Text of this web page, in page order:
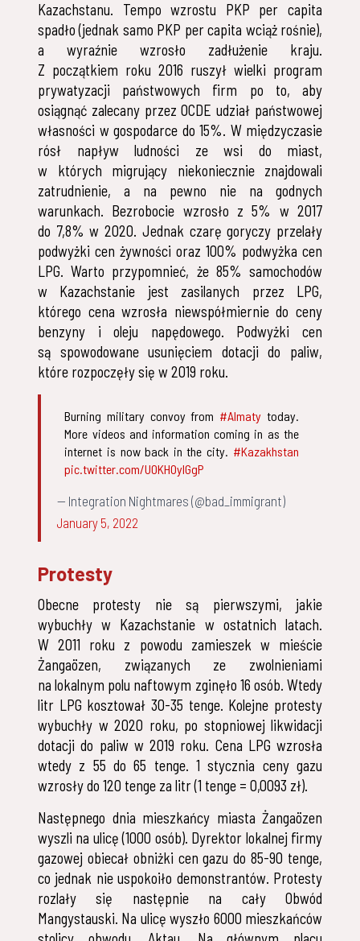
Kazachstanu. Tempo wzrostu PKP per capita
spadło (jednak samo PKP per capita wciąż rośnie),
a wyraźnie wzrosło zadłużenie kraju.
Z początkiem roku 2016 ruszył wielki program
prywatyzacji państwowych firm po to, aby
osiągnąć zalecany przez OCDE udział państwowej
własności w gospodarce do 15%. W międzyczasie
rósł napływ ludności ze wsi do miast,
w których migrujący niekoniecznie znajdowali
zatrudnienie, a na pewno nie na godnych
warunkach. Bezrobocie wzrosło z 5% w 2017
do 7,8% w 2020. Jednak czarę goryczy przelały
podwyżki cen żywności oraz 100% podwyżka cen
LPG. Warto przypomnieć, że 85% samochodów
w Kazachstanie jest zasilanych przez LPG,
którego cena wzrosła niewspółmiernie do ceny
benzyny i oleju napędowego. Podwyżki cen
są spowodowane usunięciem dotacji do paliw,
które rozpoczęły się w 2019 roku.
Burning military convoy from #Almaty today.
More videos and information coming in as the
internet is now back in the city. #Kazakhstan
pic.twitter.com/U0KHOyIGgP
— Integration Nightmares (@bad_immigrant)
January 5, 2022
Protesty
Obecne protesty nie są pierwszymi, jakie
wybuchły w Kazachstanie w ostatnich latach.
W 2011 roku z powodu zamieszek w mieście
Żangaözen, związanych ze zwolnieniami
na lokalnym polu naftowym zginęło 16 osób. Wtedy
litr LPG kosztował 30-35 tenge. Kolejne protesty
wybuchły w 2020 roku, po stopniowej likwidacji
dotacji do paliw w 2019 roku. Cena LPG wzrosła
wtedy z 55 do 65 tenge. 1 stycznia ceny gazu
wzrosły do 120 tenge za litr (1 tenge = 0,0093 zł).
Następnego dnia mieszkańcy miasta Żangaözen
wyszli na ulicę (1000 osób). Dyrektor lokalnej firmy
gazowej obiecał obniżki cen gazu do 85-90 tenge,
co jednak nie uspokoiło demonstrantów. Protesty
rozlały się następnie na cały Obwód
Mangystauski. Na ulicę wyszło 6000 mieszkańców